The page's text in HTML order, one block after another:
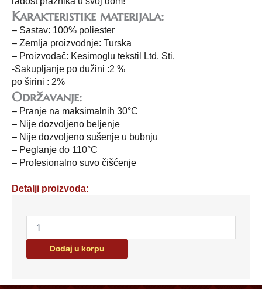
Karakteristike materijala:
– Sastav: 100% poliester
– Zemlja proizvodnje: Turska
– Proizvođač: Kesimoglu tekstil Ltd. Sti.
-Sakupljanje po dužini :2 %
po širini : 2%
Održavanje:
– Pranje na maksimalnih 30°C
– Nije dozvoljeno beljenje
– Nije dozvoljeno sušenje u bubnju
– Peglanje do 110°C
– Profesionalno suvo čišćenje
Detalji proizvoda:
krpa
novogodišnjim
Dodaj u korpu